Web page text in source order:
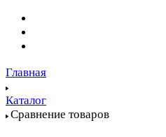
Главная
Каталог
Сравнение товаров